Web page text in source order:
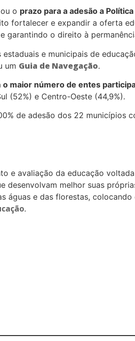
o prazo para a adesão a
fortalecer e expandir a oferta
garantindo o direito à
e municipais de
um Guia de Navegação.
maior número de entes
(52%) e Centro-Oeste (44,9%).
de adesão dos 22 municípios
e avaliação da educação
desenvolvam melhor suas
águas e das florestas,
.